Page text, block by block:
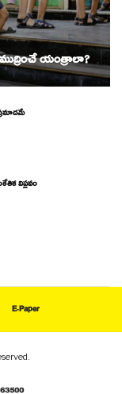
యంత్రాలా?
విప్లవం
E-Paper